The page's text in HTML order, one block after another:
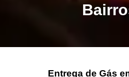
Entrega de Gás